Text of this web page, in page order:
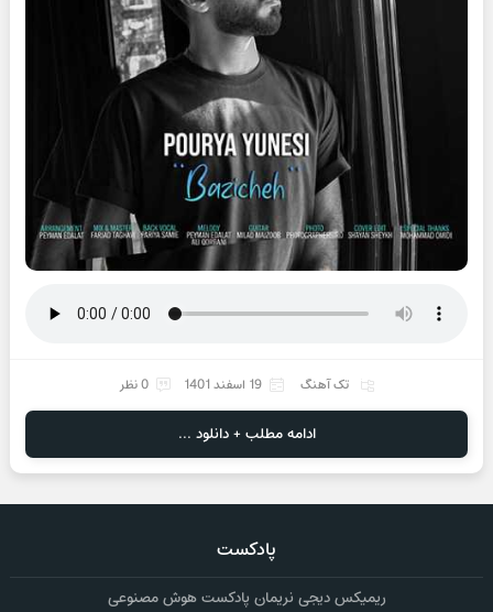
تک آهنگ 19 اسفند 1401 0 نظر
ادامه مطلب + دانلود ...
پادکست
ریمیکس دیجی نریمان پادکست هوش مصنوعی